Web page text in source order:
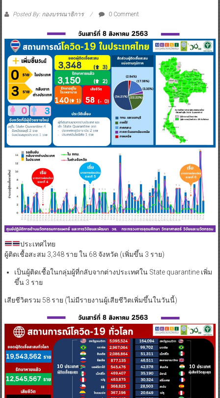
Posted By: กองบรรณาธิการ 0 Comment
ประเทศไทย
ผู้ติดเชื้อสะสม 3,348 ราย ใน 68 จังหวัด (เพิ่มขึ้น 3 ราย)
เป็นผู้ติดเชื้อในกลุ่มผู้ที่กลับจากต่างประเทศใน State quarantine เพิ่ม
ขึ้น 3 ราย
เสียชีวิตรวม 58 ราย (ไม่มีรายงานผู้เสียชีวิตเพิ่มขึ้นในวันนี้)